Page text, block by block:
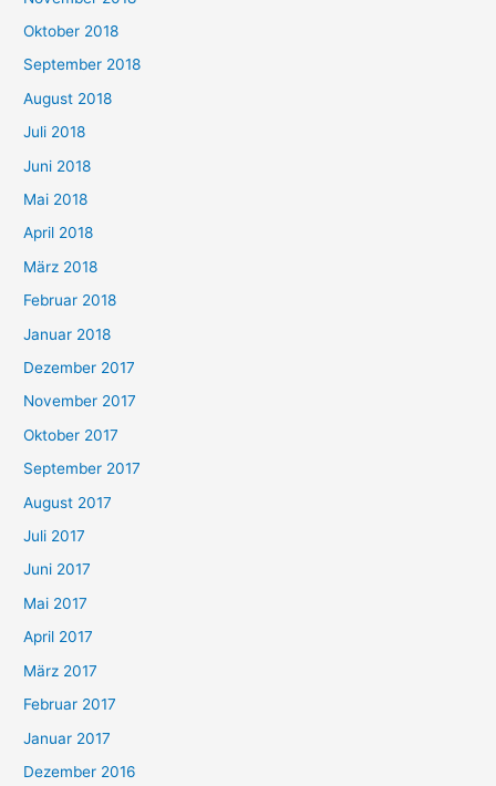
Oktober 2018
September 2018
August 2018
Juli 2018
Juni 2018
Mai 2018
April 2018
März 2018
Februar 2018
Januar 2018
Dezember 2017
November 2017
Oktober 2017
September 2017
August 2017
Juli 2017
Juni 2017
Mai 2017
April 2017
März 2017
Februar 2017
Januar 2017
Dezember 2016